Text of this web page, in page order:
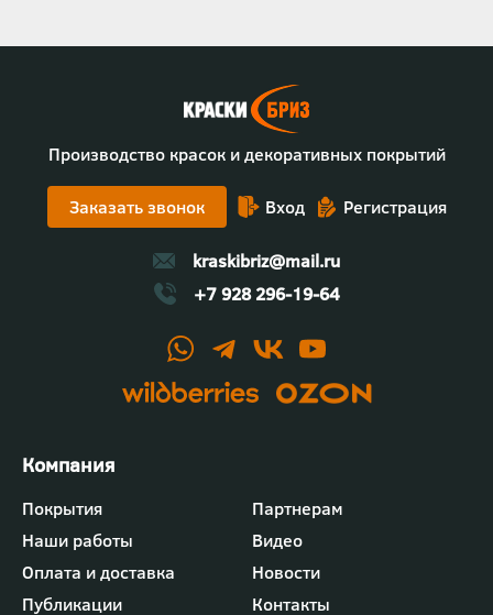
Производство красок и декоративных покрытий
Заказать звонок Вход Регистрация
kraskibriz@mail.ru
+7 928 296-19-64
Футер
-
меню
"Компания"
Покрытия
Партнерам
Наши работы
Видео
Оплата и доставка
Новости
Публикации
Контакты